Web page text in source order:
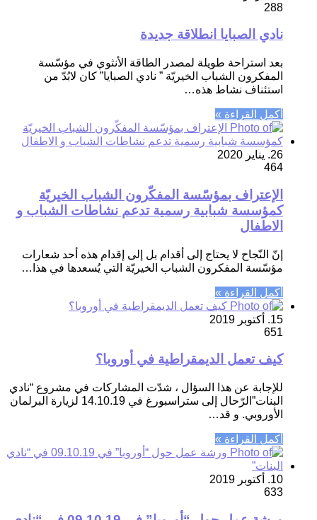
288
نادي الصبايا انطلاقة جديدة
بعد استراحة طويلة لمصدر الطاقة الأنثوي في مؤسّسة
المفكرون الشباب الخيريّة ” نادي الصبايا” كان لابُدّ من
استئناف نشاط هذه…
أكمل القراءة »
26. يناير 2020
464
الإعتراف بمؤسّسة المفكّرون الشباب الخيريّة
كمؤسسة شبابية رسمية تدعم نشاطات الشباب و
الاطفال
إنّ النّجاح لا يحتاج إلى أقدام بل إلى إقدام هذه أحد شعارات
مؤسّسة المفكرون الشباب الخيريّة التي يُسعدها في هذا…
أكمل القراءة »
15. أكتوبر 2019
651
كيف تعمل الديمقراطية في أوروبا؟
للإجابة عن هذا السؤال ، شدّت المشاركات في مشروع “نادي
البنات”الرّحال إلى ستراسبورغ في 14.10.19 لزيارة البرلمان
الأوروبي. و قد…
أكمل القراءة »
10. أكتوبر 2019
633